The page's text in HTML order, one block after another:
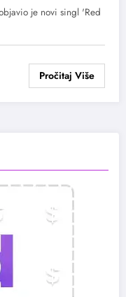
je novi singl 'Red